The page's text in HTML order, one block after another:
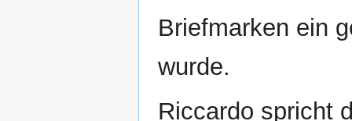
Briefmarken ein
wurde.
Riccardo spricht